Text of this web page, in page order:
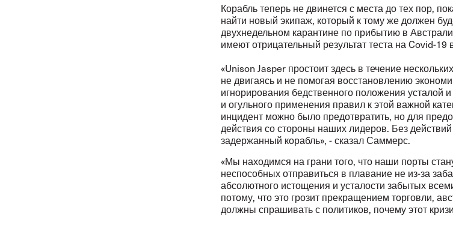
Корабль теперь не двинется с места до тех пор,
найти новый экипаж, который к тому же должен
двухнедельном карантине по прибытию в
имеют отрицательный результат теста на Covid-19
«Unison Jasper простоит здесь в течение
не двигаясь и не помогая восстановлению
игнорирования бедственного положения усталой
и огульного применения правил к этой важной
инцидент можно было предотвратить, но для
действия со стороны наших лидеров. Без
задержанный корабль», - сказал Саммерс.
«Мы находимся на грани того, что наши порты
неспособных отправиться в плавание не из-за
абсолютного истощения и усталости забытых
потому, что это грозит прекращением торговли,
должны спрашивать с политиков, почему этот